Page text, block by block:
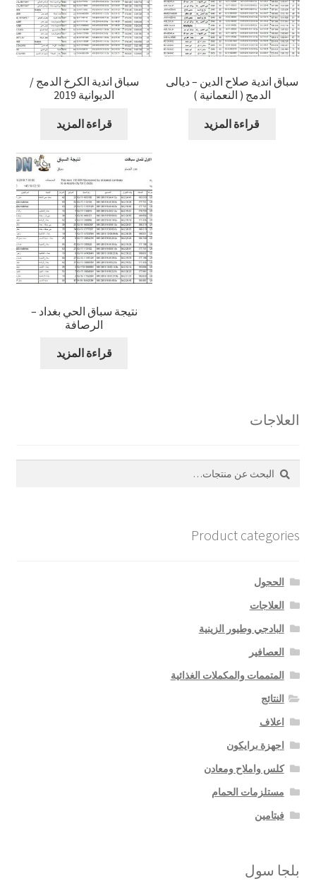
سباق اندية الكرخ الدمج /
الديوانية 2019
قراءة المزيد
سباق اندية صلاح الدين – ديالى
الدمج ( النعمانية )
قراءة المزيد
نتيجة سباق الحي بغداد –
الرصافة
قراءة المزيد
العلاجات
البحث
عن:
بحث
Product categories
الحجول
العلاجات
البادجي وطيور الزينية
العصافير
المتممات والمكملات الغذائية
النتائج
اعلاف
اجهزة برايكون
كلس واملاح ومعادن
مستلزمات الحمام
فيتامين
بلجا سول